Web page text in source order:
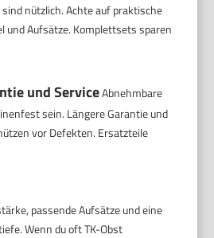
nützlich. Achte auf praktische
und Aufsätze. Komplettsets sparen
und ServiceAbnehmbare
sein. Längere Garantie und
vor Defekten. Ersatzteile
passende Aufsätze und eine
Wenn du oft TK-Obst